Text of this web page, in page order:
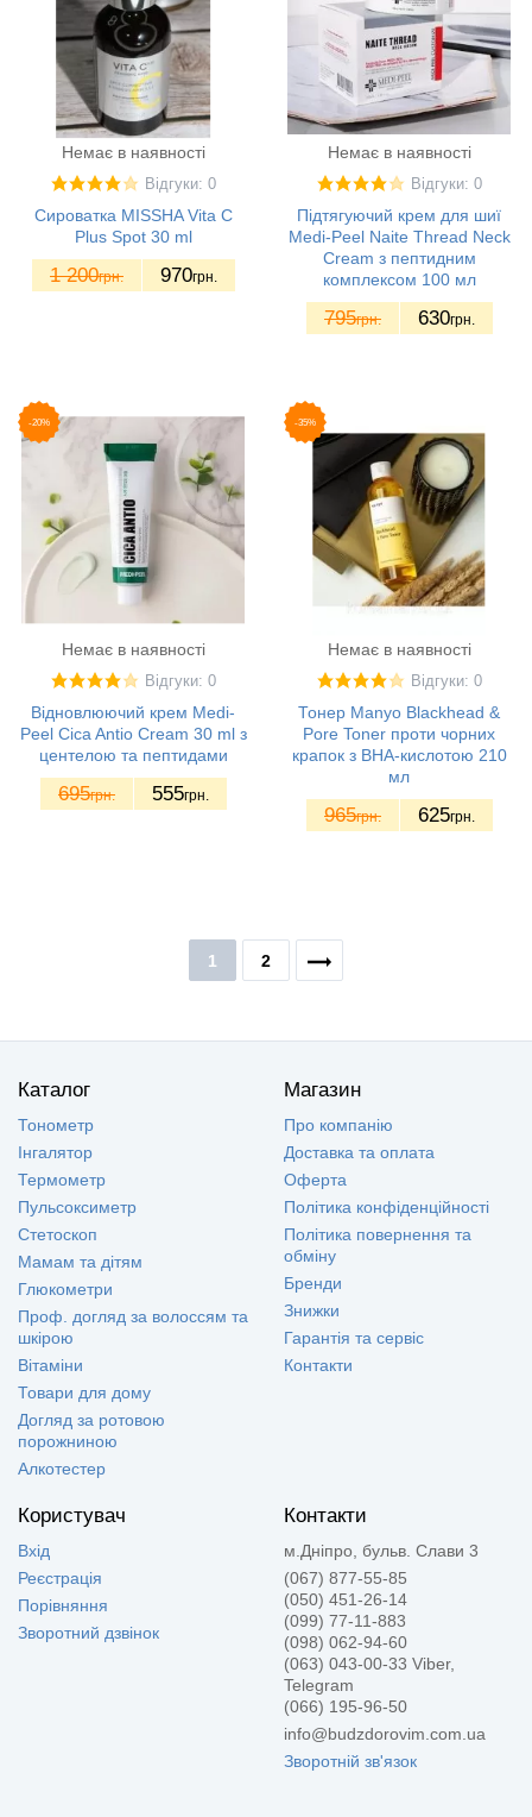
Немає в наявності
Відгуки: 0
Сироватка MISSHA Vita C
Plus Spot 30 ml
1 200грн. 970грн.
Немає в наявності
Відгуки: 0
Підтягуючий крем для шиї
Medi-Peel Naite Thread Neck
Cream з пептидним
комплексом 100 мл
795грн. 630грн.
-20%
Немає в наявності
Відгуки: 0
Відновлюючий крем Medi-
Peel Cica Antio Cream 30 ml з
центелою та пептидами
695грн. 555грн.
-35%
Немає в наявності
Відгуки: 0
Тонер Manyo Blackhead &
Pore Toner проти чорних
крапок з BHA-кислотою 210
мл
965грн. 625грн.
1 2
Каталог
Тонометр
Інгалятор
Термометр
Пульсоксиметр
Стетоскоп
Мамам та дітям
Глюкометри
Проф. догляд за волоссям та
шкірою
Вітаміни
Товари для дому
Догляд за ротовою
порожниною
Алкотестер
Магазин
Про компанію
Доставка та оплата
Оферта
Політика конфіденційності
Політика повернення та
обміну
Бренди
Знижки
Гарантія та сервіс
Контакти
Користувач
Вхід
Реєстрація
Порівняння
Зворотний дзвінок
Контакти
м.Дніпро, бульв. Слави 3
(067) 877-55-85
(050) 451-26-14
(099) 77-11-883
(098) 062-94-60
(063) 043-00-33 Viber,
Telegram
(066) 195-96-50
info@budzdorovim.com.ua
Зворотній зв'язок